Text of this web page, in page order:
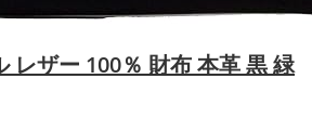
レザー 100％ 財布 本革 黒 緑